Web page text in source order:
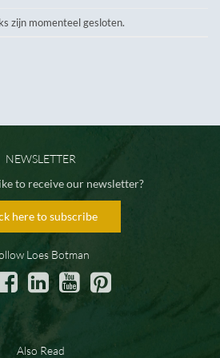
zijn momenteel gesloten.
NEWSLETTER
to receive our newsletter?
here to subscribe
Loes Botman
Also Read